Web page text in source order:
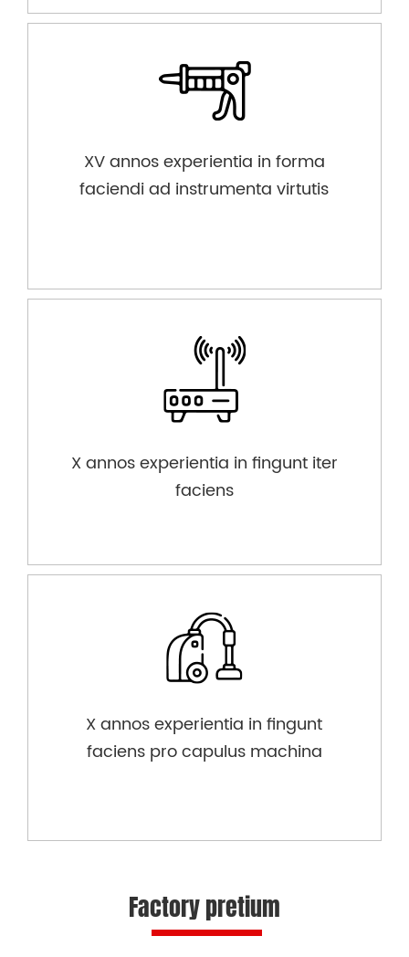
XV annos experientia in forma
faciendi ad instrumenta virtutis
X annos experientia in fingunt iter
faciens
X annos experientia in fingunt
faciens pro capulus machina
Factory pretium